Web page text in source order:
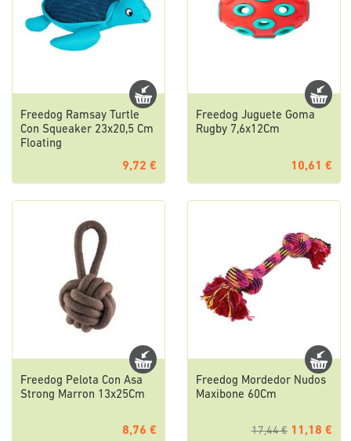
Freedog Ramsay Turtle
Con Squeaker 23x20,5 Cm
Floating
9,72 €
Freedog Juguete Goma
Rugby 7,6x12Cm
10,61 €
Freedog Pelota Con Asa
Strong Marron 13x25Cm
8,76 €
Freedog Mordedor Nudos
Maxibone 60Cm
17,44 € 11,18 €